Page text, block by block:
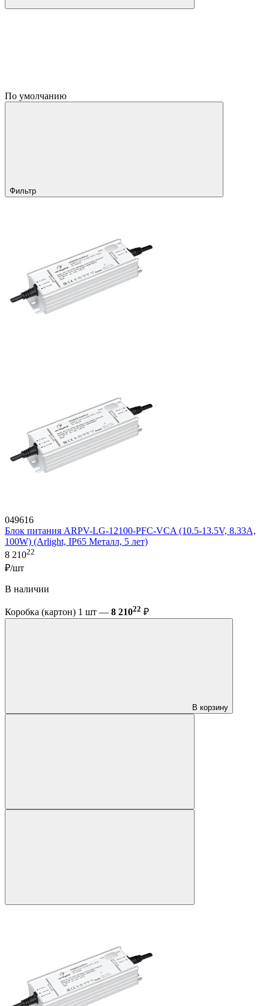
По умолчанию
Фильтр
049616
Блок питания ARPV-LG-12100-PFC-VCA (10.5-13.5V, 8.33A,
100W) (Arlight, IP65 Металл, 5 лет)
8 21022
₽/шт
В наличии
Коробка (картон) 1 шт — 8 21022 ₽
В корзину